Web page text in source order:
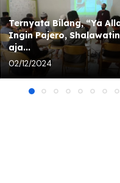
Ternyata Bilang, “Ya
Ingin Pajero, Shalawatin
aja...
02/12/2024